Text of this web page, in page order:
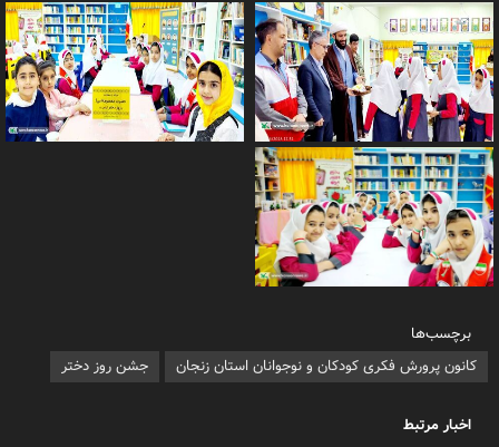
برچسب‌ها
کانون پرورش فکری کودکان و نوجوانان استان زنجان
جشن روز دختر
اخبار مرتبط